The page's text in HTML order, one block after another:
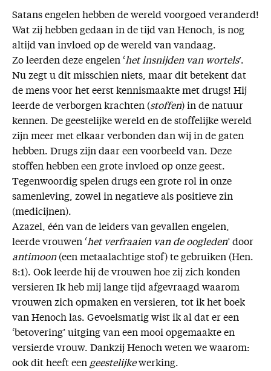
Satans engelen hebben de wereld voorgoed veranderd!
Wat zij hebben gedaan in de tijd van Henoch, is nog
altijd van invloed op de wereld van vandaag.
Zo leerden deze engelen ‘het insnijden van wortels’.
Nu zegt u dit misschien niets, maar dit betekent dat
de mens voor het eerst kennismaakte met drugs! Hij
leerde de verborgen krachten (stoffen) in de natuur
kennen. De geestelijke wereld en de stoffelijke wereld
zijn meer met elkaar verbonden dan wij in de gaten
hebben. Drugs zijn daar een voorbeeld van. Deze
stoffen hebben een grote invloed op onze geest.
Tegenwoordig spelen drugs een grote rol in onze
samenleving, zowel in negatieve als positieve zin
(medicijnen).
Azazel, één van de leiders van gevallen engelen,
leerde vrouwen ‘het verfraaien van de oogleden’ door
antimoon(een metaalachtige stof) te gebruiken (Hen.
8:1). Ook leerde hij de vrouwen hoe zij zich konden
versieren Ik heb mij lange tijd afgevraagd waarom
vrouwen zich opmaken en versieren, tot ik het boek
van Henoch las. Gevoelsmatig wist ik al dat er een
‘betovering’ uitging van een mooi opgemaakte en
versierde vrouw. Dankzij Henoch weten we waarom:
ook dit heeft een geestelijkewerking.